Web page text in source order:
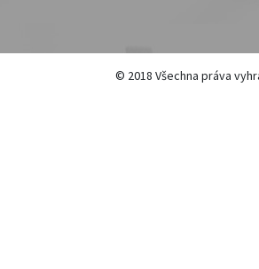
© 2018 Všechna práva